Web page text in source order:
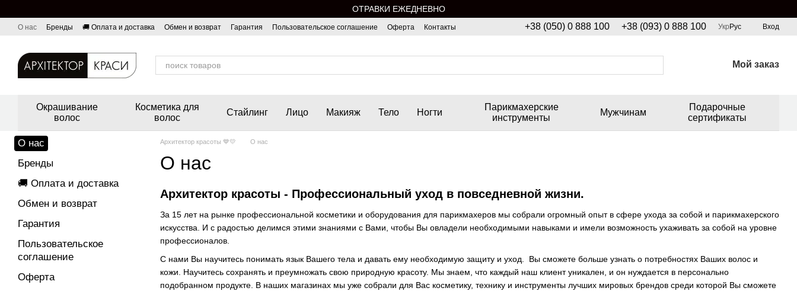
ОТРАВКИ ЕЖЕДНЕВНО
О нас Бренды 🚚 Оплата и доставка Обмен и возврат Гарантия Пользовательское соглашение Оферта Контакты +38 (050) 0 888 100 +38 (093) 0 888 100 Укр Рус Вход
Мой заказ
Окрашивание
волос
Косметика для
волос
Стайлинг Лицо Макияж Тело Ногти
Парикмахерские
инструменты
Мужчинам
Подарочные
сертификаты
Архитектор красоты 💙💛 О нас
О нас
Архитектор красоты - Профессиональный уход в повседневной жизни.
За 15 лет на рынке профессиональной косметики и оборудования для парикмахеров мы собрали огромный опыт в сфере ухода за собой и парикмахерского
искусства. И с радостью делимся этими знаниями с Вами, чтобы Вы овладели необходимыми навыками и имели возможность ухаживать за собой на уровне
профессионалов.
С нами Вы научитесь понимать язык Вашего тела и давать ему необходимую защиту и уход. Вы сможете больше узнать о потребностях Ваших волос и
кожи. Научитесь сохранять и преумножать свою природную красоту. Мы знаем, что каждый наш клиент уникален, и он нуждается в персонально
подобранном продукте. В наших магазинах мы уже собрали для Вас косметику, технику и инструменты лучших мировых брендов среди которой Вы сможете
О нас
Бренды
🚚 Оплата и доставка
Обмен и возврат
Гарантия
Пользовательское
соглашение
Оферта